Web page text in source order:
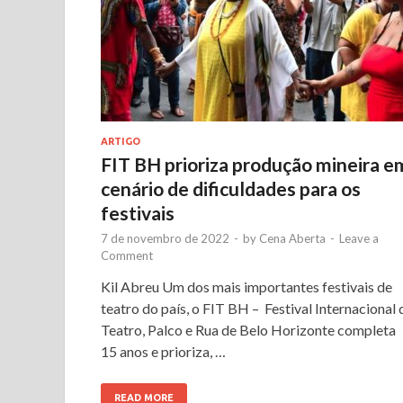
ARTIGO
FIT BH prioriza produção mineira
cenário de dificuldades para os
festivais
7 de novembro de 2022 - by Cena Aberta - Leave a
Comment
Kil Abreu Um dos mais importantes festivais de
teatro do país, o FIT BH – Festival Internacional
Teatro, Palco e Rua de Belo Horizonte completa
15 anos e prioriza, …
READ MORE